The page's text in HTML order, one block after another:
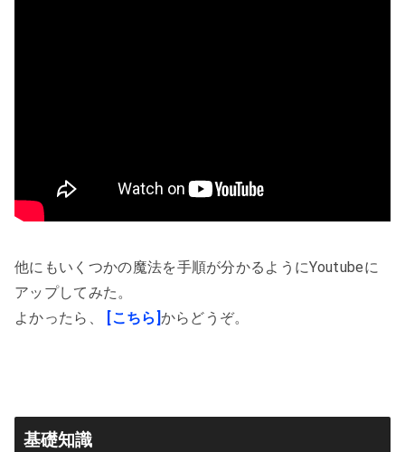
他にもいくつかの魔法を手順が分かるようにYoutubeに
アップしてみた。
よかったら、
[こちら] からどうぞ。
基礎知識